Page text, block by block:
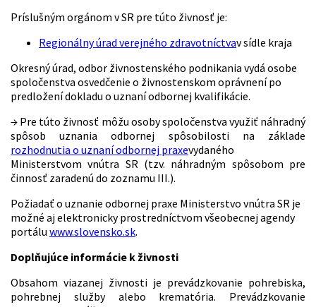
Príslušným orgánom v SR pre túto živnosť je:
Regionálny úrad verejného zdravotníctvav sídle kraja
Okresný úrad, odbor živnostenského podnikania vydá osobe
spoločenstva osvedčenie o živnostenskom oprávnení po
predložení dokladu o uznaní odbornej kvalifikácie.
→ Pre túto živnosť môžu osoby spoločenstva využiť náhradný
spôsob uznania odbornej spôsobilosti na základe
rozhodnutia o uznaní odbornej praxevydaného
Ministerstvom vnútra SR (tzv. náhradným spôsobom pre
činnosť zaradenú do zoznamu III.).
Požiadať o uznanie odbornej praxe Ministerstvo vnútra SR je
možné aj elektronicky prostredníctvom všeobecnej agendy
portálu www.slovensko.sk.
Doplňujúce informácie k živnosti
Obsahom viazanej živnosti je prevádzkovanie pohrebiska,
pohrebnej služby alebo krematória. Prevádzkovanie